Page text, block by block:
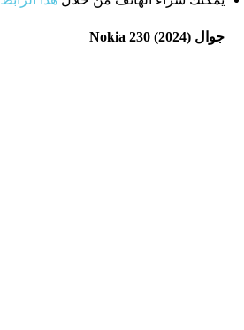
جوال Nokia 230 (2024)